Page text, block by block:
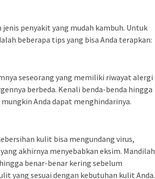
penyakit yang mudah kambuh. Untuk
beberapa tips yang bisa Anda terapkan:
seseorang yang memiliki riwayat alergi
berbeda. Kenali benda-benda hingga
Anda dapat menghindarinya.
kulit bisa mengundang virus,
akhirnya menyebabkan eksim. Mandilah
benar-benar kering sebelum
yang sesuai dengan kebutuhan kulit Anda.